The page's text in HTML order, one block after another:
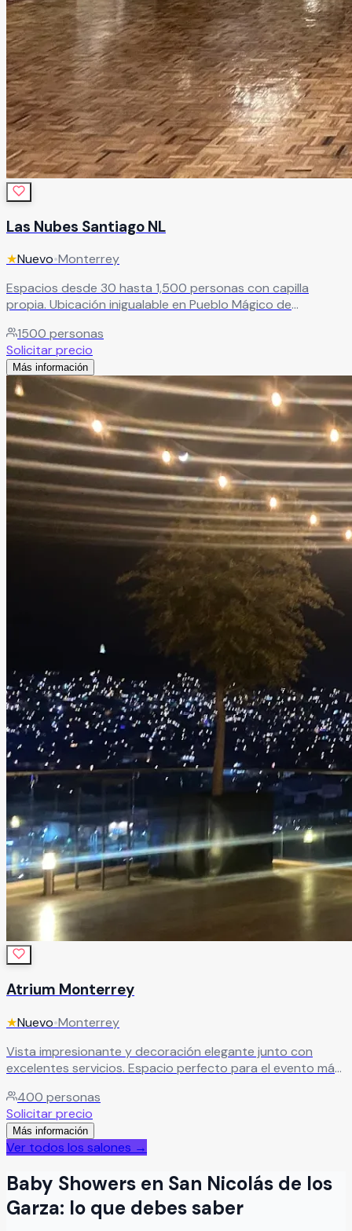
Las Nubes Santiago NL
★Nuevo•Monterrey
Espacios desde 30 hasta 1,500 personas con capilla
propia. Ubicación inigualable en Pueblo Mágico de
reconocida en la región.
1500 personas
Solicitar precio
Más información
Atrium Monterrey
★Nuevo•Monterrey
Vista impresionante y decoración elegante junto con
excelentes servicios. Espacio perfecto para el evento más
merece.Leer más
400 personas
Solicitar precio
Más información
Ver todos los salones →
Baby Showers en San Nicolás de los
Garza: lo que debes saber